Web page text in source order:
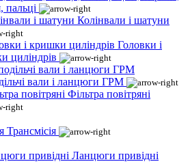
пальці
Колінвали і шатуни
Головки і
циліндрів
вали і ланцюги ГРМ
Фільтра повітряні
Трансмісія
Ланцюги привідні